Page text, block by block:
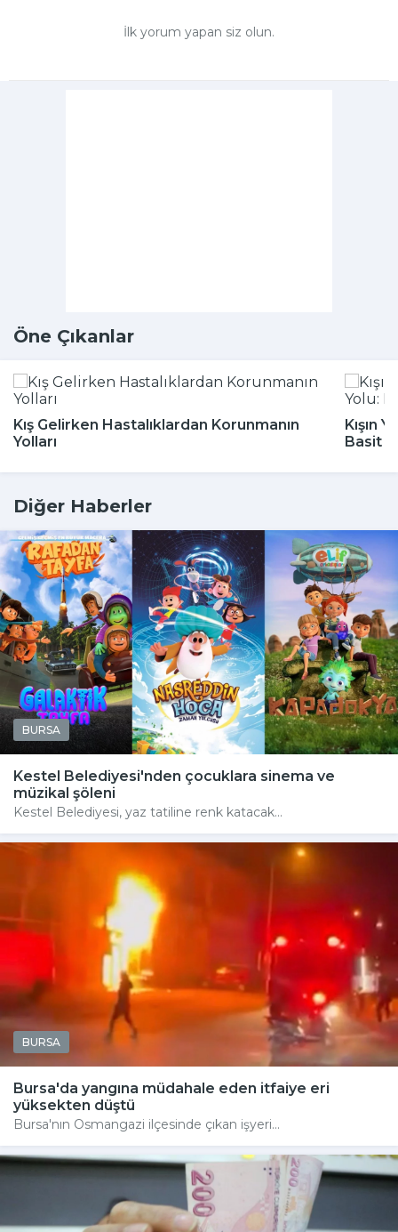
İlk yorum yapan siz olun.
Öne Çıkanlar
Kış Gelirken Hastalıklardan Korunmanın
Yolları
Kışın
Basit
Diğer Haberler
BURSA
Kestel Belediyesi'nden çocuklara sinema ve
müzikal şöleni
Kestel Belediyesi, yaz tatiline renk katacak...
BURSA
Bursa'da yangına müdahale eden itfaiye eri
yüksekten düştü
Bursa'nın Osmangazi ilçesinde çıkan işyeri...